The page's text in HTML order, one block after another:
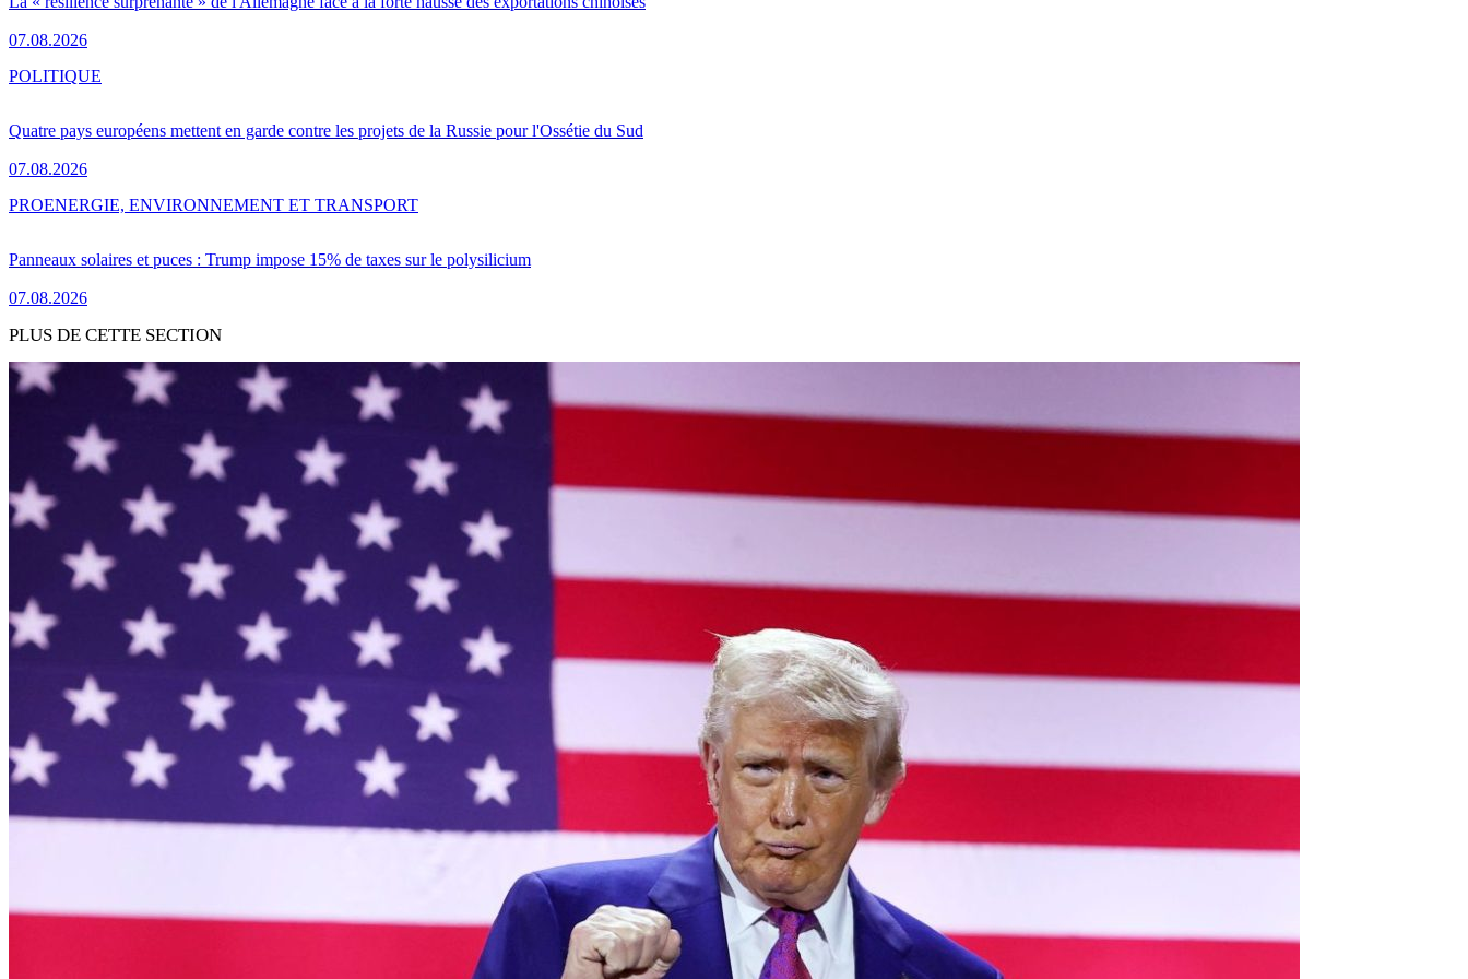
07.08.2026
Quatre pays européens mettent en garde contre les projets de la Russie pour l'Ossétie du Sud
07.08.2026
POLITIQUE
Panneaux solaires et puces : Trump impose 15% de taxes sur le polysilicium
07.08.2026
PROENERGIE, ENVIRONNEMENT ET TRANSPORT
PLUS DE CETTE SECTION